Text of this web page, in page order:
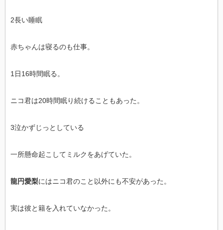
2長い睡眠
赤ちゃんは寝るのも仕事。
1日16時間眠る。
ニコ君は20時間眠り続けることもあった。
3泣かずじっとしている
一所懸命起こしてミルクをあげていた。
龍円愛梨にはニコ君のこと以外にも不安があった。
実は彼と籍を入れていなかった。